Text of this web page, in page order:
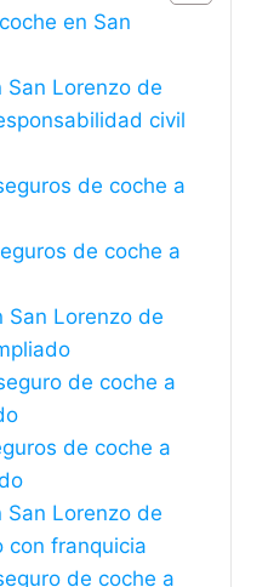
en San
San Lorenzo de
civil
de coche a
de coche a
San Lorenzo de
de coche a
de coche a
San Lorenzo de
con franquicia
de coche a